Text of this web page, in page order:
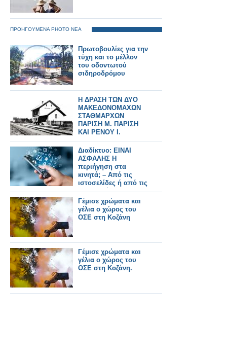
ΠΡΟΗΓΟΥΜΕΝΑ PHOTO ΝΕΑ
Πρωτοβουλίες για την
τύχη και το μέλλον
του οδοντωτού
σιδηροδρόμου
Η ΔΡΑΣΗ ΤΩΝ ΔΥΟ
ΜΑΚΕΔΟΝΟΜΑΧΩΝ
ΣΤΑΘΜΑΡΧΩΝ
ΠΑΡΙΣΗ Μ. ΠΑΡΙΣΗ
ΚΑΙ ΡΕΝΟΥ Ι.
ΠΑΡΑΣΚΑΚΗ.
Διαδίκτυο: ΕΙΝΑΙ
ΑΣΦΑΛΗΣ Η
περιήγηση στα
κινητά; – Από τις
ιστοσελίδες ή από τις
εφαρμογές
Γέμισε χρώματα και
γέλια ο χώρος του
ΟΣΕ στη Κοζάνη
Γέμισε χρώματα και
γέλια ο χώρος του
ΟΣΕ στη Κοζάνη.